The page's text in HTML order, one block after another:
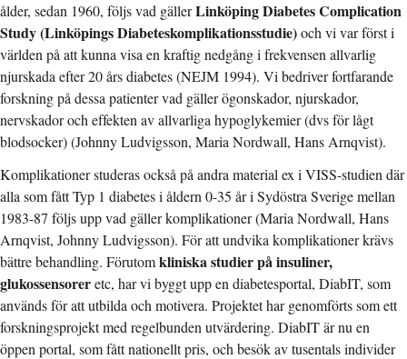
ålder, sedan 1960, följs vad gällerLinköping Diabetes Complication
Study(Linköpings Diabeteskomplikationsstudie)och vi var först i
världen på att kunna visa en kraftig nedgång i frekvensen allvarlig
njurskada efter 20 års diabetes (NEJM 1994). Vi bedriver fortfarande
forskning på dessa patienter vad gäller ögonskador, njurskador,
nervskador och effekten av allvarliga hypoglykemier (dvs för lågt
blodsocker) (Johnny Ludvigsson, Maria Nordwall, Hans Arnqvist).
Komplikationer studeras också på andra material ex i VISS-studien där
alla som fått Typ 1 diabetes i åldern 0-35 år i Sydöstra Sverige mellan
1983-87 följs upp vad gäller komplikationer (Maria Nordwall, Hans
Arnqvist, Johnny Ludvigsson). För att undvika komplikationer krävs
bättre behandling. Förutomkliniska studier på insuliner,
glukossensoreretc, har vi byggt upp en diabetesportal, DiabIT, som
används för att utbilda och motivera. Projektet har genomförts som ett
forskningsprojekt med regelbunden utvärdering. DiabIT är nu en
öppen portal, som fått nationellt pris, och besök av tusentals individer